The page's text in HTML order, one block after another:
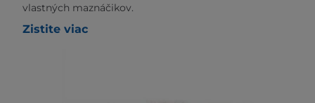
vlastných maznáčikov.
Zistite viac